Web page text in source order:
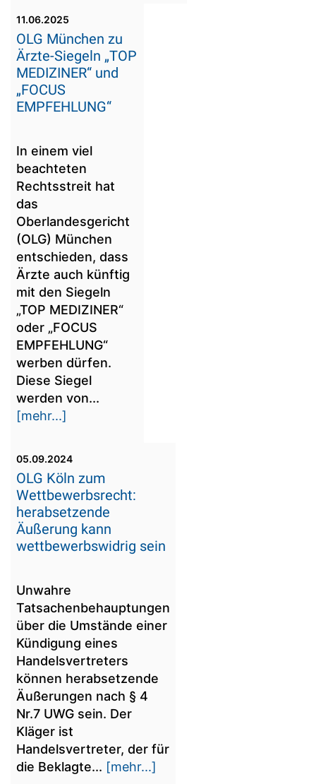
11.06.2025
OLG München zu
Ärzte-Siegeln „TOP
MEDIZINER“ und
„FOCUS
EMPFEHLUNG“
In einem viel
beachteten
Rechtsstreit hat
das
Oberlandesgericht
(OLG) München
entschieden, dass
Ärzte auch künftig
mit den Siegeln
„TOP MEDIZINER“
oder „FOCUS
EMPFEHLUNG“
werben dürfen.
Diese Siegel
werden von...
[mehr...]
05.09.2024
OLG Köln zum
Wettbewerbsrecht:
herabsetzende
Äußerung kann
wettbewerbswidrig sein
Unwahre
Tatsachenbehauptungen
über die Umstände einer
Kündigung eines
Handelsvertreters
können herabsetzende
Äußerungen nach § 4
Nr.7 UWG sein. Der
Kläger ist
Handelsvertreter, der für
die Beklagte... [mehr...]